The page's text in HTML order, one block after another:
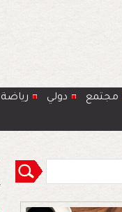
مجتمع دولي رياضة